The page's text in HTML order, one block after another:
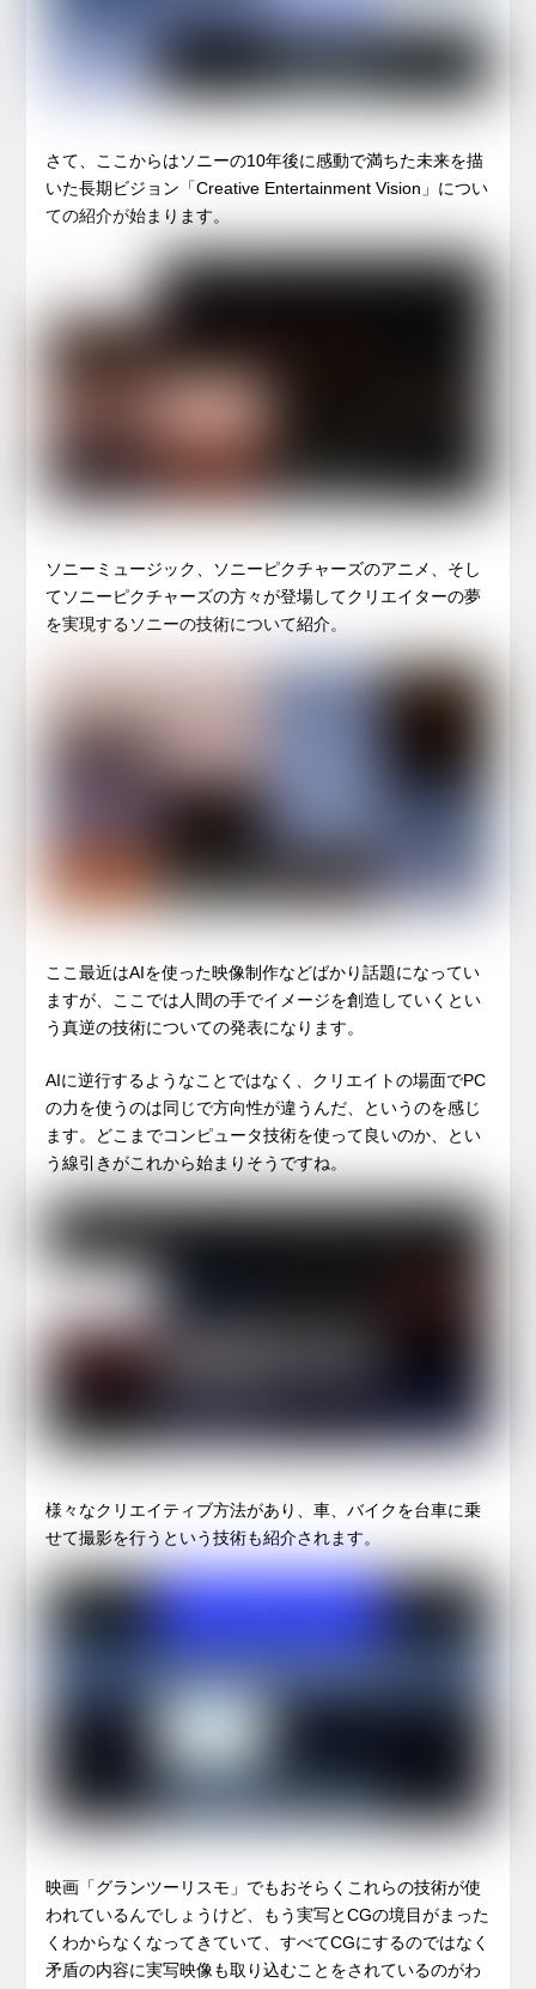
さて、ここからはソニーの10年後に感動で満ちた未来を描
いた長期ビジョン「Creative Entertainment Vision」につい
ての紹介が始まります。
ソニーミュージック、ソニーピクチャーズのアニメ、そし
てソニーピクチャーズの方々が登場してクリエイターの夢
を実現するソニーの技術について紹介。
ここ最近はAIを使った映像制作などばかり話題になってい
ますが、ここでは人間の手でイメージを創造していくとい
う真逆の技術についての発表になります。
AIに逆行するようなことではなく、クリエイトの場面でPC
の力を使うのは同じで方向性が違うんだ、というのを感じ
ます。どこまでコンピュータ技術を使って良いのか、とい
う線引きがこれから始まりそうですね。
様々なクリエイティブ方法があり、車、バイクを台車に乗
せて撮影を行うという技術も紹介されます。
映画「グランツーリスモ」でもおそらくこれらの技術が使
われているんでしょうけど、もう実写とCGの境目がまった
くわからなくなってきていて、すべてCGにするのではなく
矛盾の内容に実写映像も取り込むことをされているのがわ